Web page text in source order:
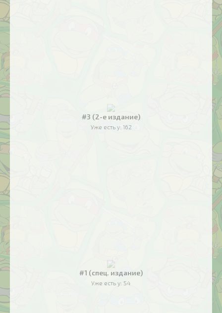
#3 (2-е издание)
Уже есть у: 162
#1 (спец. издание)
Уже есть у: 54